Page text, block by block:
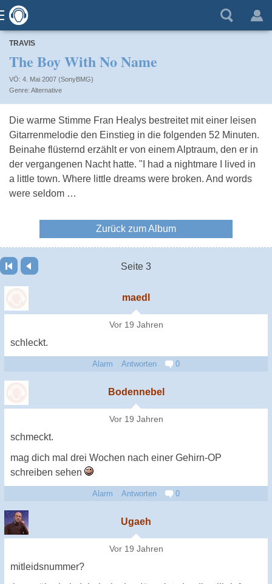
TRAVIS
The Boy With No Name
VÖ: 4. Mai 2007 (SonyBMG)
Alternative
Die warme Stimme Fran Healys bestreitet mit einer leisen
Gitarrenmelodie den Einstieg in die folgenden 52 Minuten.
Beinahe flüsternd erzählt er von einem Alptraum, den er in
der vergangenen Nacht hatte. "I had a nightmare I lived in
a little town. Where little dreams were broken. And words
were seldom …
Zurück zum Album
Seite 3
maedl
Vor 19 Jahren
schleckt.
Alarm Antworten 0
Bodennebel
Vor 19 Jahren
schmeckt.
mag dich mal drei Wochen nach einer Gehirn-OP
schreiben sehen
Alarm Antworten 0
Ugaeh
Vor 19 Jahren
mitleidsnummer?